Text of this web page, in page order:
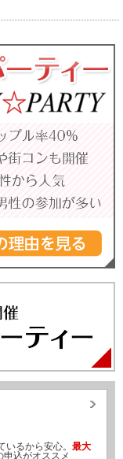
いるから安心。 最大
申込がオススメ